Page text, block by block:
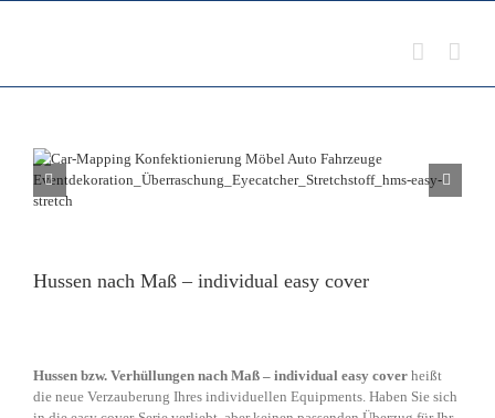
Hussen nach Maß – individual easy cover
Hussen bzw. Verhüllungen nach Maß – individual easy cover heißt
die neue Verzauberung Ihres individuellen Equipments. Haben Sie sich